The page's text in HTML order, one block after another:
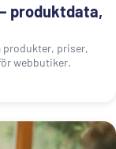
produktdata,
produkter, priser,
webbutiker.